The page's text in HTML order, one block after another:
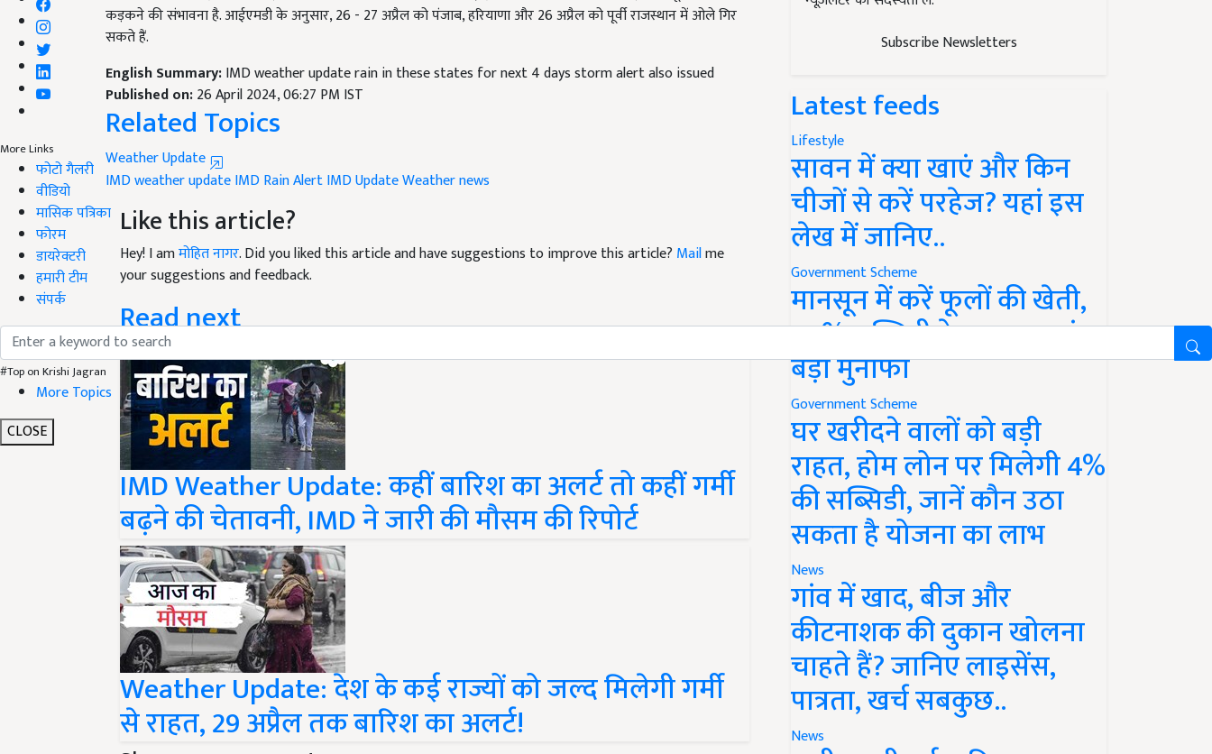
More Links
फोटो गैलरी
वीडियो
मासिक पत्रिका
फोरम
डायरेक्टरी
हमारी टीम
संपर्क
#Top on Krishi Jagran
More Topics
CLOSE
सकते हैं.
Published on:26 April 2024, 06:27 PM IST
Related Topics
Weather Update
IMD weather update
Like this article?
Hey! I amमोहित नागर . Did you liked this article and have suggestions to improve this article?
your suggestions and feedback.
Read next
IMD Weather Update: कहीं बारिश का अलर्ट तो कहीं गर्मी
बढ़ने की चेतावनी, IMD ने जारी की मौसम की रिपोर्ट
Weather Update: देश के कई राज्यों को जल्द मिलेगी गर्मी
से राहत, 29 अप्रैल तक बारिश का अलर्ट!
Share your comments
Subscribe Newsletters
Latest feeds
Lifestyle
सावन में क्या खाएं और किन
चीजों से करें परहेज? यहां इस
लेख में जानिए..
Government Scheme
मानसून में करें फूलों की खेती,
50% सब्सिडी के साथ कमाएं
बड़ा मुनाफा
Government Scheme
घर खरीदने वालों को बड़ी
राहत, होम लोन पर मिलेगी 4%
की सब्सिडी, जानें कौन उठा
सकता है योजना का लाभ
News
गांव में खाद, बीज और
कीटनाशक की दुकान खोलना
चाहते हैं? जानिए लाइसेंस,
पात्रता, खर्च सबकुछ..
News